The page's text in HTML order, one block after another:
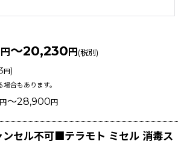
円 ～20,230 円 (税別)
円)
合もあります。
円 ～28,900 円
セル不可■テラモト ミセル 消毒ス